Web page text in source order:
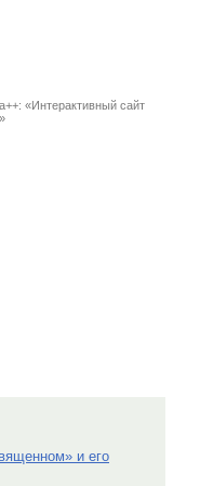
«Интерактивный сайт
и его